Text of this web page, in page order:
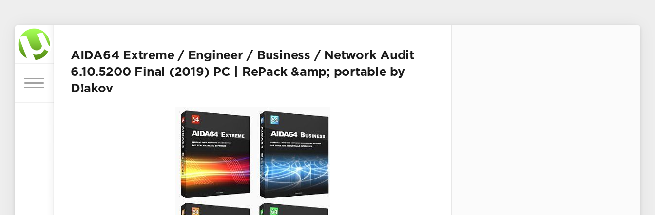
AIDA64 Extreme / Engineer / Business / Network Audit
6.10.5200 Final (2019) PC | RePack &amp; portable by
D!akov